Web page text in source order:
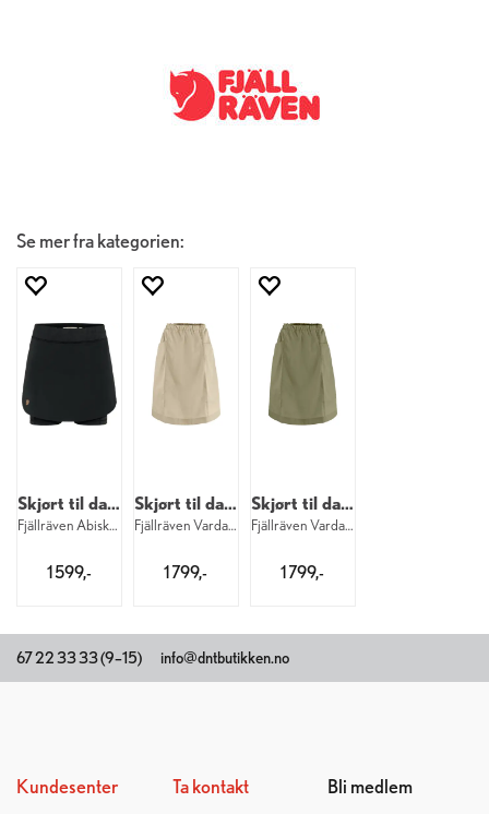
Se mer fra kategorien:
Skjørt til dame
Fjällräven Abisko Skort W 550
1 599,-
Skjørt til dame
Fjällräven Vardag Skirt W 118
1 799,-
Skjørt til dame
Fjällräven Vardag Skirt W 620
1 799,-
67 22 33 33 (9–15) info@dntbutikken.no
Kundesenter
Ta kontakt Bli medlem